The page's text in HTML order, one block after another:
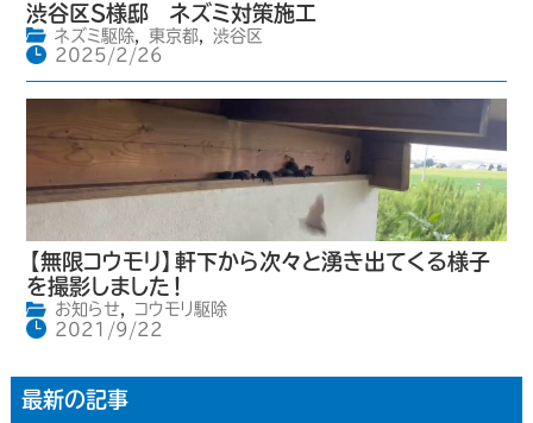
渋谷区S様邸 ネズミ対策施工
ネズミ駆除, 東京都,
渋谷区
2025/2/26
【無限コウモリ】軒下から次々と湧き出てくる様子
を撮影しました！
お知らせ,
コウモリ駆除
2021/9/22
最新の記事